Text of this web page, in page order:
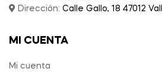
Dirección: Calle Gallo, 18 47012
MI CUENTA
Mi cuenta